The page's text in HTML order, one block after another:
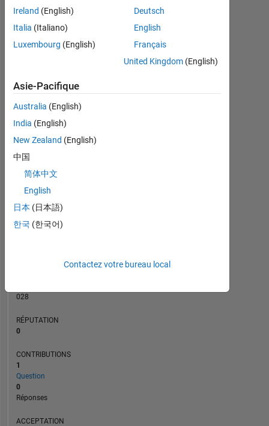
Statistiques
MATLAB Answers
CONTRIBUTIONS L
0
1
028
RÉPUTATION
0
CONTRIBUTIONS
1
Question
0
Réponses
ACCEPTATION
Ireland (English)
Italia (Italiano)
Luxembourg (English)
Deutsch
English
Français
United Kingdom(English)
Asie-Pacifique
Australia (English)
India (English)
New Zealand (English)
中国
简体中文
English
日本 (日本語)
한국 (한국어)
Contactez votre bureau local